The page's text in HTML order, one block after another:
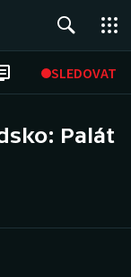
SLEDOVAT
Palát